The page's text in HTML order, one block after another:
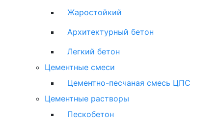
Жаростойкий
Архитектурный бетон
Легкий бетон
Цементные смеси
Цементно-песчаная смесь ЦПС
Цементные растворы
Пескобетон